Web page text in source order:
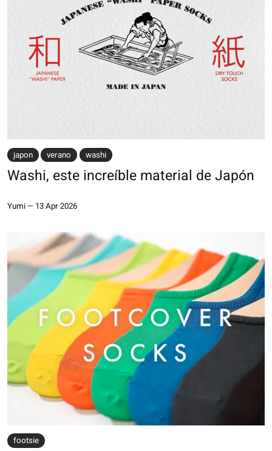
japon verano washi
Washi, este increíble material de Japón
Yumi— 13 Apr 2026
footsie